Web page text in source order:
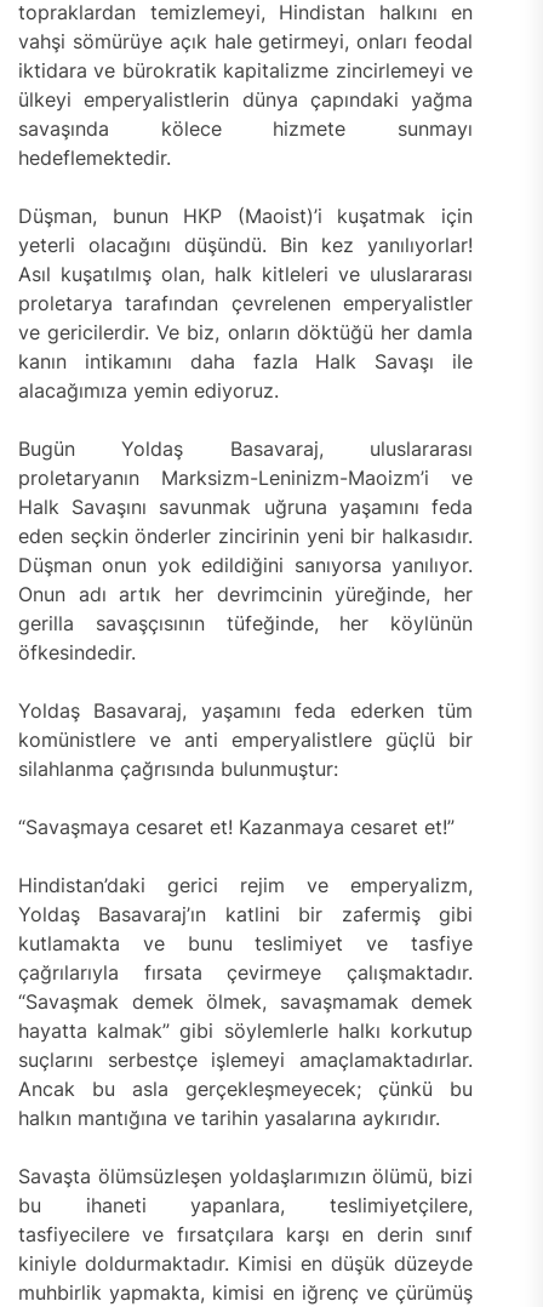
topraklardan temizlemeyi, Hindistan halkını en
vahşi sömürüye açık hale getirmeyi, onları feodal
iktidara ve bürokratik kapitalizme zincirlemeyi ve
ülkeyi emperyalistlerin dünya çapındaki yağma
savaşında kölece hizmete sunmayı
hedeflemektedir.
Düşman, bunun HKP (Maoist)’i kuşatmak için
yeterli olacağını düşündü. Bin kez yanılıyorlar!
Asıl kuşatılmış olan, halk kitleleri ve uluslararası
proletarya tarafından çevrelenen emperyalistler
ve gericilerdir. Ve biz, onların döktüğü her damla
kanın intikamını daha fazla Halk Savaşı ile
alacağımıza yemin ediyoruz.
Bugün Yoldaş Basavaraj, uluslararası
proletaryanın Marksizm-Leninizm-Maoizm’i ve
Halk Savaşını savunmak uğruna yaşamını feda
eden seçkin önderler zincirinin yeni bir halkasıdır.
Düşman onun yok edildiğini sanıyorsa yanılıyor.
Onun adı artık her devrimcinin yüreğinde, her
gerilla savaşçısının tüfeğinde, her köylünün
öfkesindedir.
Yoldaş Basavaraj, yaşamını feda ederken tüm
komünistlere ve anti emperyalistlere güçlü bir
silahlanma çağrısında bulunmuştur:
“Savaşmaya cesaret et! Kazanmaya cesaret et!”
Hindistan’daki gerici rejim ve emperyalizm,
Yoldaş Basavaraj’ın katlini bir zafermiş gibi
kutlamakta ve bunu teslimiyet ve tasfiye
çağrılarıyla fırsata çevirmeye çalışmaktadır.
“Savaşmak demek ölmek, savaşmamak demek
hayatta kalmak” gibi söylemlerle halkı korkutup
suçlarını serbestçe işlemeyi amaçlamaktadırlar.
Ancak bu asla gerçekleşmeyecek; çünkü bu
halkın mantığına ve tarihin yasalarına aykırıdır.
Savaşta ölümsüzleşen yoldaşlarımızın ölümü, bizi
bu ihaneti yapanlara, teslimiyetçilere,
tasfiyecilere ve fırsatçılara karşı en derin sınıf
kiniyle doldurmaktadır. Kimisi en düşük düzeyde
muhbirlik yapmakta, kimisi en iğrenç ve çürümüş